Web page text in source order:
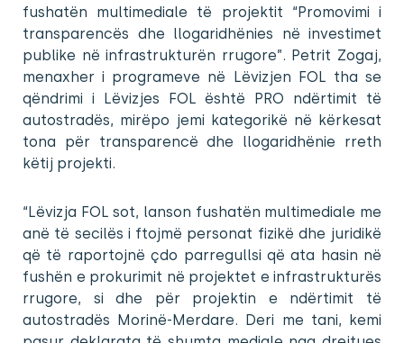
fushatën multimediale të projektit “Promovimi i
transparencës dhe llogaridhënies në investimet
publike në infrastrukturën rrugore”. Petrit Zogaj,
menaxher i programeve në Lëvizjen FOL tha se
qëndrimi i Lëvizjes FOL është PRO ndërtimit të
autostradës, mirëpo jemi kategorikë në kërkesat
tona për transparencë dhe llogaridhënie rreth
këtij projekti.
“Lëvizja FOL sot, lanson fushatën multimediale me
anë të secilës i ftojmë personat fizikë dhe juridikë
që të raportojnë çdo parregullsi që ata hasin në
fushën e prokurimit në projektet e infrastrukturës
rrugore, si dhe për projektin e ndërtimit të
autostradës Morinë-Merdare. Deri me tani, kemi